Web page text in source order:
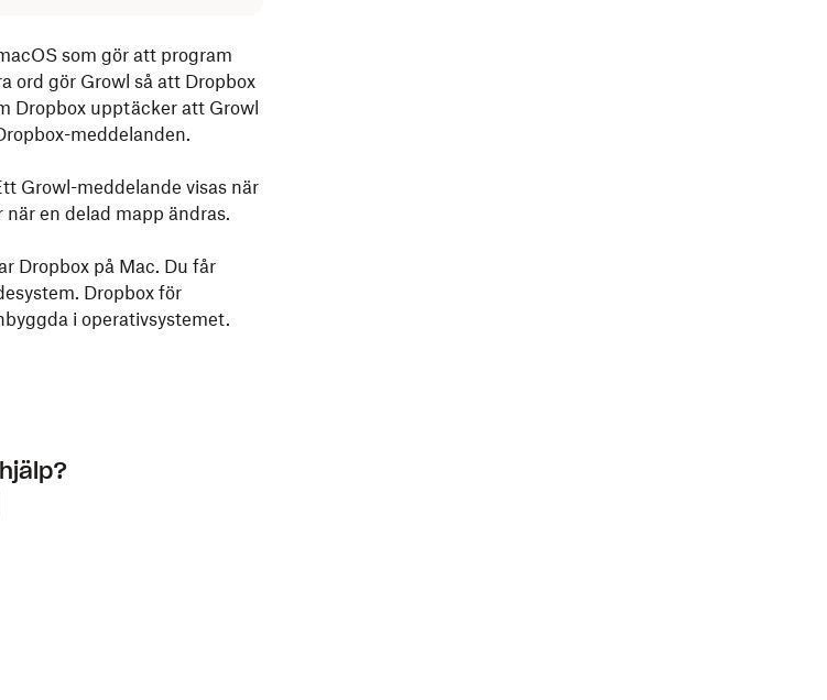
som gör att program
ord gör Growl så att Dropbox
Dropbox upptäcker att Growl
meddelanden.
Growl-meddelande visas när
en delad mapp ändras.
Dropbox på Mac. Du får
Dropbox för
i operativsystemet.